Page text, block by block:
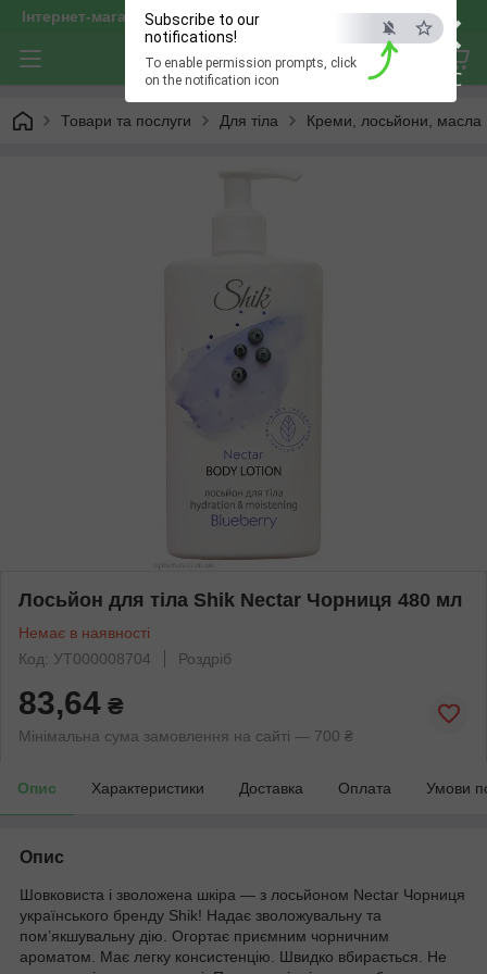
×
ESC
Subscribe to our
notifications!
To enable permission prompts, click
on the notification icon
Інтернет-магазин "optservis"
Товари та послуги Для тіла Креми, лосьйони, масла
Лосьйон для тіла Shik Nectar Чорниця 480 мл
Немає в наявності
Код: УТ000008704
Роздріб
83,64 ₴
Мінімальна сума замовлення на сайті — 700 ₴
Опис Характеристики Доставка Оплата Умови
Опис
Шовковиста і зволожена шкіра — з лосьйоном Nectar Чорниця
українського бренду Shik! Надає зволожувальну та
пом’якшувальну дію. Огортає приємним чорничним
ароматом. Має легку консистенцію. Швидко вбирається. Не